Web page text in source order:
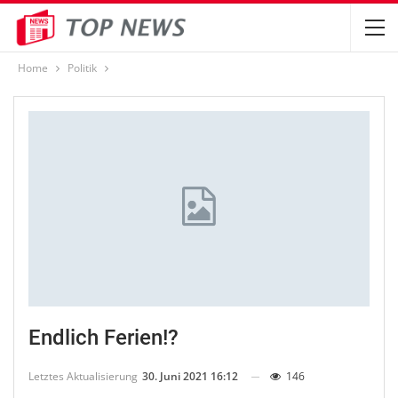
Home Politik
Endlich Ferien!?
Letztes Aktualisierung 30. Juni 2021 16:12 146